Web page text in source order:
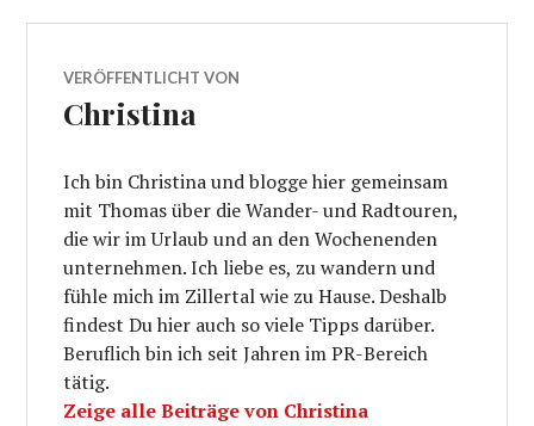
VERÖFFENTLICHT VON
Christina
Ich bin Christina und blogge hier gemeinsam
mit Thomas über die Wander- und Radtouren,
die wir im Urlaub und an den Wochenenden
unternehmen. Ich liebe es, zu wandern und
fühle mich im Zillertal wie zu Hause. Deshalb
findest Du hier auch so viele Tipps darüber.
Beruflich bin ich seit Jahren im PR-Bereich
tätig.
Zeige alle Beiträge von Christina